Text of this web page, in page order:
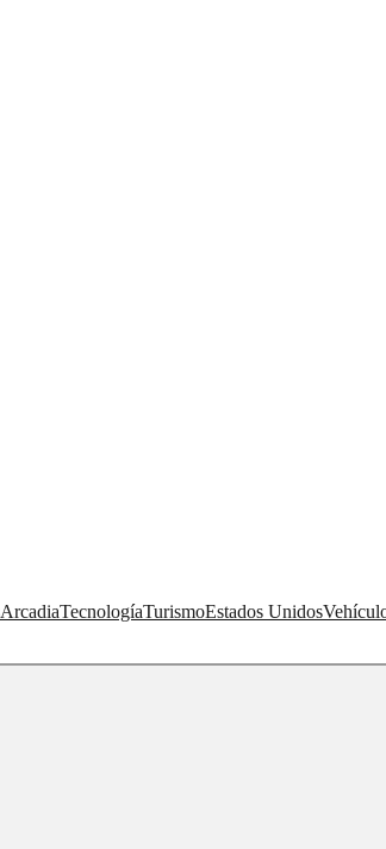
ArcadiaTecnologíaTurismoEstados Unidos